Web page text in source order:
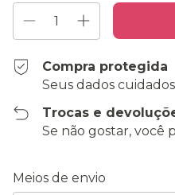
Compra protegida
Seus dados
Trocas e
Se não gostar, você
Entregas para o CEP:
Meios de envio